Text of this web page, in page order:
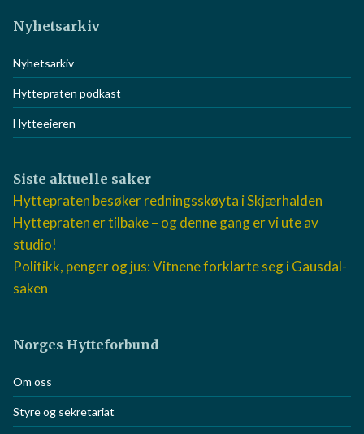
Nyhetsarkiv
Nyhetsarkiv
Hyttepraten podkast
Hytteeieren
Siste aktuelle saker
Hyttepraten besøker redningsskøyta i Skjærhalden
Hyttepraten er tilbake – og denne gang er vi ute av
studio!
Politikk, penger og jus: Vitnene forklarte seg i Gausdal-
saken
Norges Hytteforbund
Om oss
Styre og sekretariat